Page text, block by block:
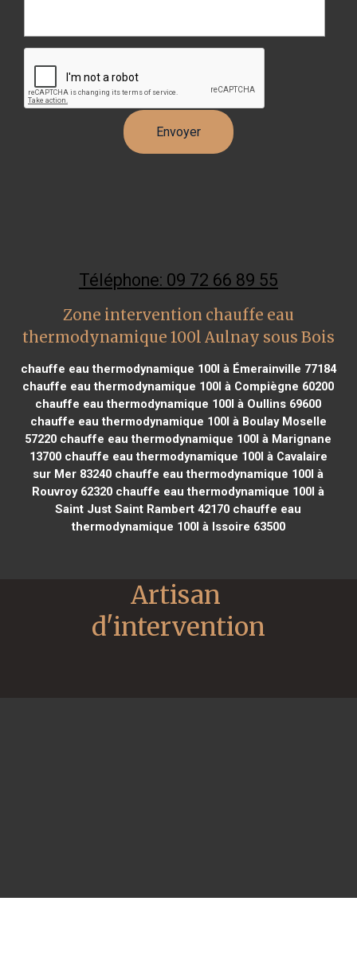
Téléphone: 09 72 66 89 55
Zone intervention chauffe eau
thermodynamique 100l Aulnay sous Bois
chauffe eau thermodynamique 100l à Émerainville 77184
chauffe eau thermodynamique 100l à Compiègne 60200
chauffe eau thermodynamique 100l à Oullins 69600
chauffe eau thermodynamique 100l à Boulay Moselle
57220 chauffe eau thermodynamique 100l à Marignane
13700chauffe eau thermodynamique 100l à Cavalaire
sur Mer 83240 chauffe eau thermodynamique 100l à
Rouvroy 62320 chauffe eau thermodynamique 100l à
Saint Just Saint Rambert 42170 chauffe eau
thermodynamique 100l à Issoire 63500
Artisan
d'intervention